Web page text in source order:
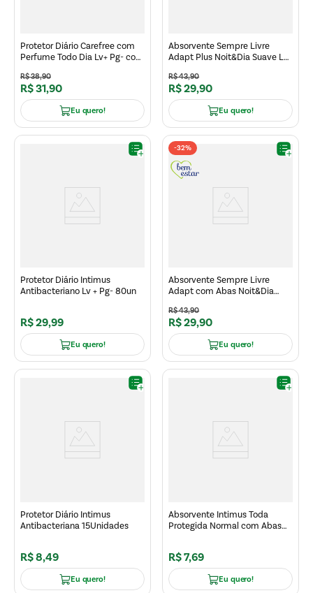
Protetor Diário Carefree com
Perfume Todo Dia Lv+ Pg- com
R$38,90
R$31,90
Eu quero!
Absorvente Sempre Livre
Adapt Plus Noit&Dia Suave Lv+
R$43,90
R$29,90
Eu quero!
Protetor Diário Intimus
Antibacteriano Lv + Pg- 80un
R$29,99
Eu quero!
-32%
Absorvente Sempre Livre
Adapt com Abas Noit&Dia
R$43,90
R$29,90
Eu quero!
Protetor Diário Intimus
Antibacteriana 15Unidades
R$8,49
Eu quero!
Absorvente Intimus Toda
Protegida Normal com Abas
R$7,69
Eu quero!